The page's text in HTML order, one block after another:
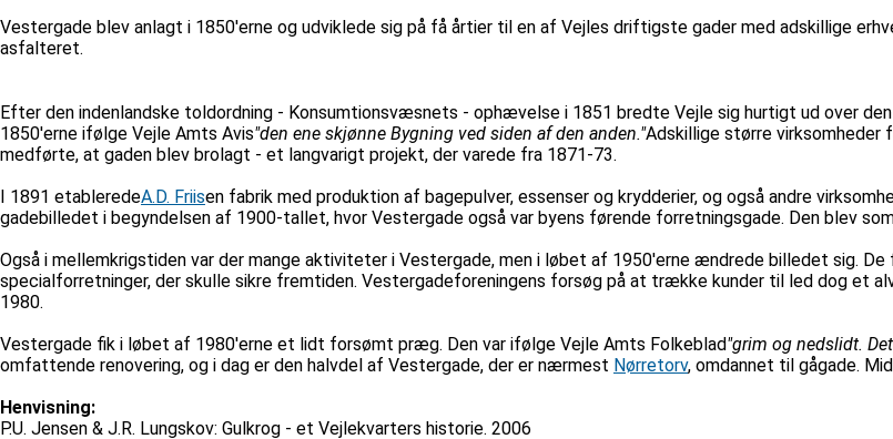
Vestergade blev anlagt i 1850'erne og udviklede sig på få årtier til en af Vejles driftigste gader med adskillige
asfalteret.
Efter den indenlandske toldordning - Konsumtionsvæsnets - ophævelse i 1851 bredte Vejle sig hurtigt ud over
1850'erne ifølge Vejle Amts Avis"den ene skjønne Bygning ved siden af den anden."Adskillige større virksomheder
medførte, at gaden blev brolagt - et langvarigt projekt, der varede fra 1871-73.
I 1891 etableredeA.D. Friisen fabrik med produktion af bagepulver, essenser og krydderier, og også andre
gadebilledet i begyndelsen af 1900-tallet, hvor Vestergade også var byens førende forretningsgade. Den blev
Også i mellemkrigstiden var der mange aktiviteter i Vestergade, men i løbet af 1950'erne ændrede billedet sig.
specialforretninger, der skulle sikre fremtiden. Vestergadeforeningens forsøg på at trække kunder til led dog et
1980.
Vestergade fik i løbet af 1980'erne et lidt forsømt præg. Den var ifølge Vejle Amts Folkeblad"grim og nedslidt.
omfattende renovering, og i dag er den halvdel af Vestergade, der er nærmest Nørretorv, omdannet til gågade.
Henvisning:
P.U. Jensen & J.R. Lungskov: Gulkrog - et Vejlekvarters historie. 2006